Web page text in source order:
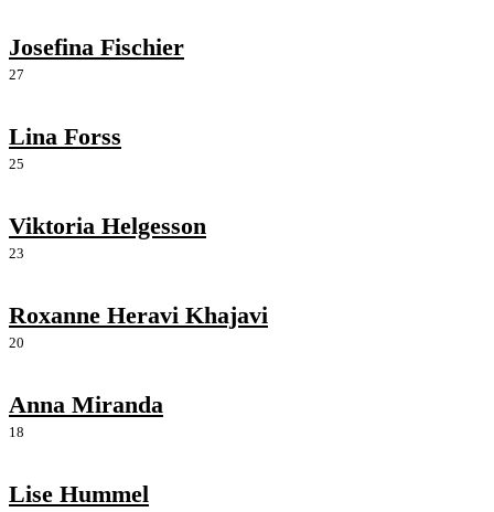
Josefina Fischier
27
Lina Forss
25
Viktoria Helgesson
23
Roxanne Heravi Khajavi
20
Anna Miranda
18
Lise Hummel